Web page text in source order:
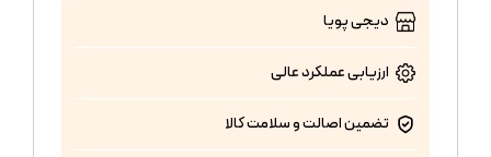
دیجی پویا
ارزیابی عملکردعالی
تضمین اصالت و سلامت کالا